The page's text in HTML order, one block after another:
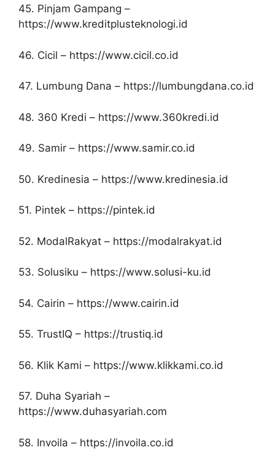
45. Pinjam Gampang –
https://www.kreditplusteknologi.id
46. Cicil – https://www.cicil.co.id
47. Lumbung Dana – https://lumbungdana.co.id
48. 360 Kredi – https://www.360kredi.id
49. Samir – https://www.samir.co.id
50. Kredinesia – https://www.kredinesia.id
51. Pintek – https://pintek.id
52. ModalRakyat – https://modalrakyat.id
53. Solusiku – https://www.solusi-ku.id
54. Cairin – https://www.cairin.id
55. TrustIQ – https://trustiq.id
56. Klik Kami – https://www.klikkami.co.id
57. Duha Syariah –
https://www.duhasyariah.com
58. Invoila – https://invoila.co.id